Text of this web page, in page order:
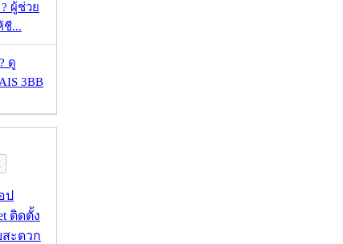
ผู้ช่วย
ชี...
ดู
3BB
ป
ติดตั้ง
สะดวก